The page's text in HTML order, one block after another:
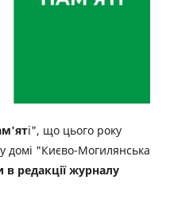
і", що цього року
домі "Києво-Могилянська
редакції журналу